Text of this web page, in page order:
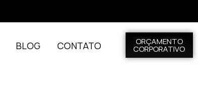
BLOG CONTATO ORÇAMENTO
CORPORATIVO